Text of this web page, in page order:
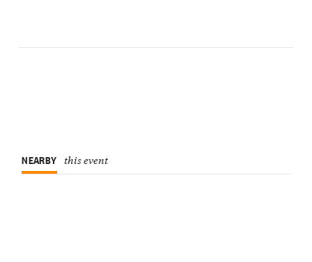
NEARBY this event